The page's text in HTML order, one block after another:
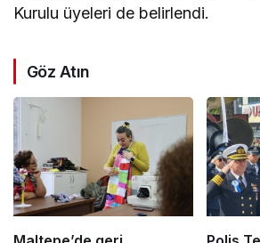
Kurulu üyeleri de belirlendi.
Göz Atın